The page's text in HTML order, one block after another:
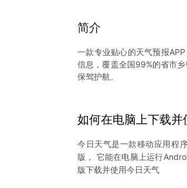
简介
一款专业贴心的天气预报
信息，覆盖全国99%的省市
保驾护航。
【天气预报】：自动定位当
动、紫外线等生活服务提醒，
【空气质量】：实时监测空
准备。
如何在电脑上下载并
今日天气是一款移动应用程
版， 它能在电脑上运行
版下载并使用今日天气